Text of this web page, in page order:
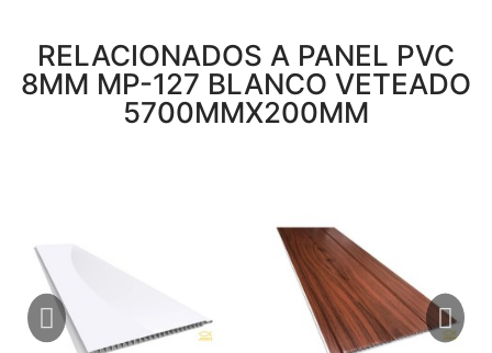
RELACIONADOS A PANEL PVC
8MM MP-127 BLANCO VETEADO
5700MMX200MM